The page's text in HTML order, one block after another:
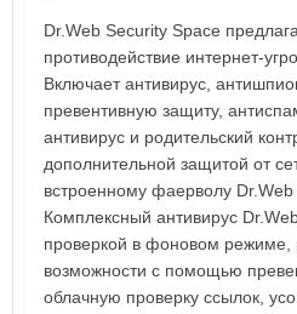
Dr.Web Security Space
противодействие интернет-
Включает антивирус,
превентивную защиту,
антивирус и родительский
дополнительной защитой от
встроенному фаерволу
Комплексный антивирус
проверкой в фоновом
возможности с помощью
облачную проверку ссылок,